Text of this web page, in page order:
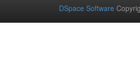
DSpace Software